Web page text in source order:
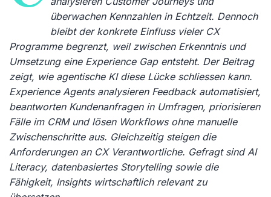
überwachen Kennzahlen in Echtzeit. Dennoch
bleibt der konkrete Einfluss vieler CX
Programme begrenzt, weil zwischen Erkenntnis und
Umsetzung eine Experience Gap entsteht. Der Beitrag
zeigt, wie agentische KI diese Lücke schliessen kann.
Experience Agents analysieren Feedback automatisiert,
beantworten Kundenanfragen in Umfragen, priorisieren
Fälle im CRM und lösen Workflows ohne manuelle
Zwischenschritte aus. Gleichzeitig steigen die
Anforderungen an CX Verantwortliche. Gefragt sind AI
Literacy, datenbasiertes Storytelling sowie die
Fähigkeit, Insights wirtschaftlich relevant zu